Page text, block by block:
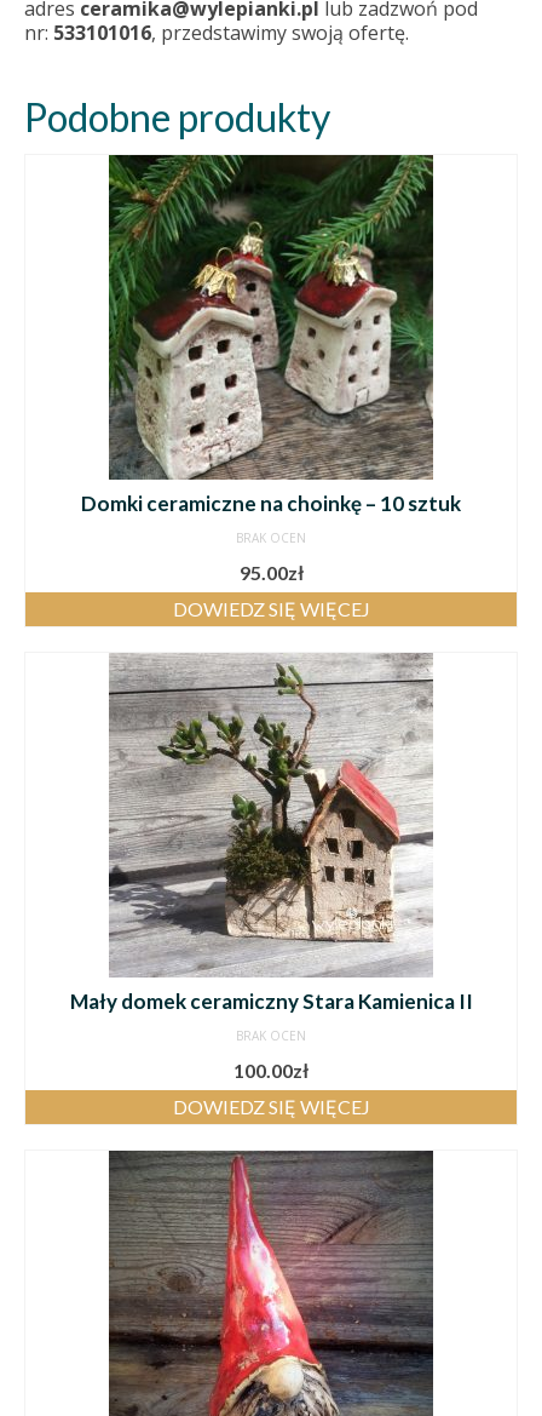
adres ceramika@wylepianki.pl lub zadzwoń pod
nr: 533101016, przedstawimy swoją ofertę.
Podobne produkty
Domki ceramiczne na choinkę – 10 sztuk
BRAK OCEN
95.00zł
DOWIEDZ SIĘ WIĘCEJ
Mały domek ceramiczny Stara Kamienica II
BRAK OCEN
100.00zł
DOWIEDZ SIĘ WIĘCEJ